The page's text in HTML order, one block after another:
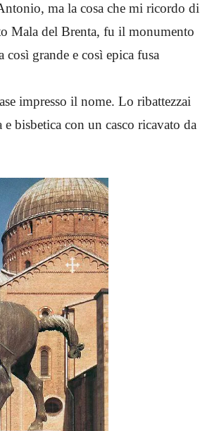
ma la cosa che mi ricordo
Mala del Brenta, fu il monumento
grande e così epica fusa
impresso il nome. Lo ribattezzai
bisbetica con un casco ricavato da